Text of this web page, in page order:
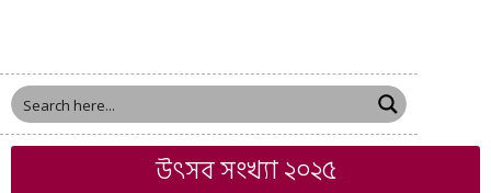
উৎসব সংখ্যা ২০২৫